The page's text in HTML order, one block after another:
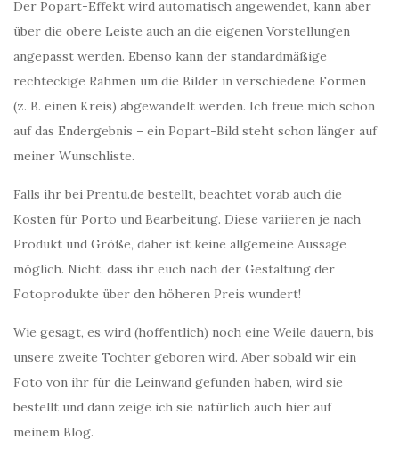
Der Popart-Effekt wird automatisch angewendet, kann aber
über die obere Leiste auch an die eigenen Vorstellungen
angepasst werden. Ebenso kann der standardmäßige
rechteckige Rahmen um die Bilder in verschiedene Formen
(z. B. einen Kreis) abgewandelt werden. Ich freue mich schon
auf das Endergebnis – ein Popart-Bild steht schon länger auf
meiner Wunschliste.
Falls ihr bei Prentu.de bestellt, beachtet vorab auch die
Kosten für Porto und Bearbeitung. Diese variieren je nach
Produkt und Größe, daher ist keine allgemeine Aussage
möglich. Nicht, dass ihr euch nach der Gestaltung der
Fotoprodukte über den höheren Preis wundert!
Wie gesagt, es wird (hoffentlich) noch eine Weile dauern, bis
unsere zweite Tochter geboren wird. Aber sobald wir ein
Foto von ihr für die Leinwand gefunden haben, wird sie
bestellt und dann zeige ich sie natürlich auch hier auf
meinem Blog.